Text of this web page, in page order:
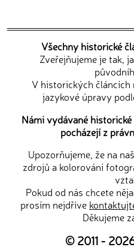
Všechny historické
Zveřejňujeme je tak,
V historických článcích
jazykové úpravy
Námi vydávané
pocházejí z
Upozorňujeme, že na
zdrojů a kolorování
Pokud od nás chcete
prosím nejdříve
Děkujeme
© 2011 -